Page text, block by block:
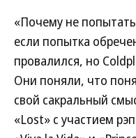
«Почему не
если попытка
провалился, но
Они поняли, что
свой сакральный
«Lost» c участием